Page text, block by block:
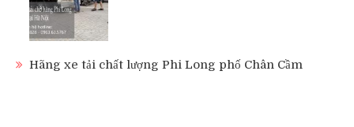
Hãng xe tải chất lượng Phi Long phố Chân Cầm